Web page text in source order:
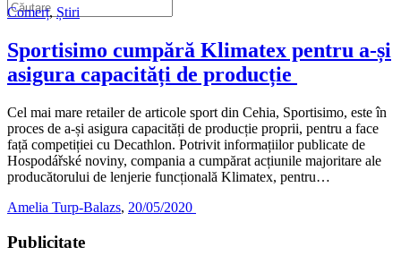
Comerț, Știri
Sportisimo cumpără Klimatex pentru a-și
asigura capacități de producție
Cel mai mare retailer de articole sport din Cehia, Sportisimo, este în
proces de a-și asigura capacități de producție proprii, pentru a face
față competiției cu Decathlon. Potrivit informațiilor publicate de
Hospodářské noviny, compania a cumpărat acțiunile majoritare ale
producătorului de lenjerie funcțională Klimatex, pentru…
Amelia Turp-Balazs, 20/05/2020
Publicitate